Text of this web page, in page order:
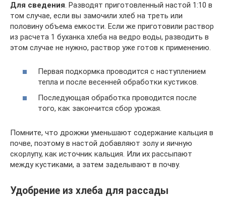
Для сведения. Разводят приготовленный настой 1:10 в
том случае, если вы замочили хлеб на треть или
половину объема емкости. Если же приготовили раствор
из расчета 1 буханка хлеба на ведро воды, разводить в
этом случае не нужно, раствор уже готов к применению.
Первая подкормка проводится с наступлением
тепла и после весенней обработки кустиков.
Последующая обработка проводится после
того, как закончится сбор урожая.
Помните, что дрожжи уменьшают содержание кальция в
почве, поэтому в настой добавляют золу и яичную
скорлупу, как источник кальция. Или их рассыпают
между кустиками, а затем заделывают в почву.
Удобрение из хлеба для рассады